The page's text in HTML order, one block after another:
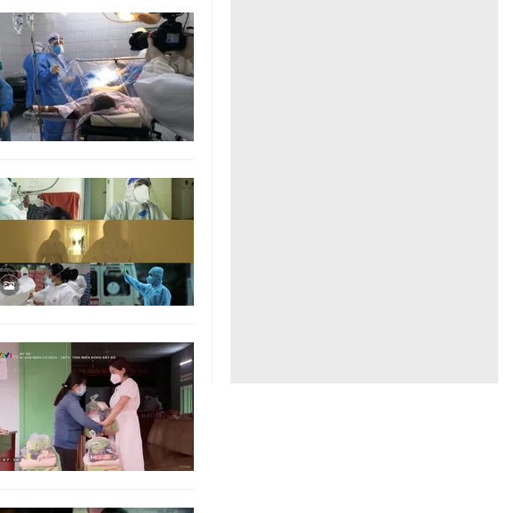
Photo
Infographic
Góc ảnh
Công nghệ
Hitech Công nghệ tương lai
Sản phẩm
Thị trường
Tư vấn